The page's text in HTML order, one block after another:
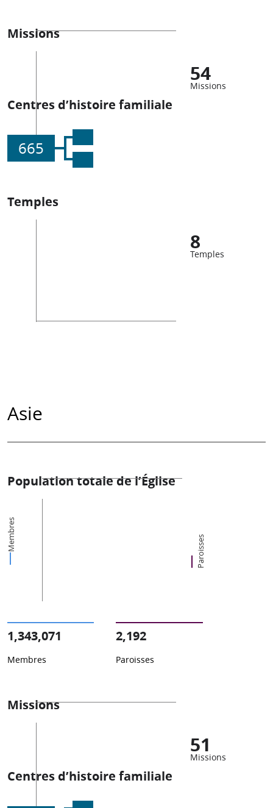
Missions
54
Missions
Centres d’histoire familiale
665
Temples
8
Temples
Asie
Population totale de l’Église
Membres Paroisses
1,343,071
Membres
2,192
Paroisses
Missions
51
Missions
Centres d’histoire familiale